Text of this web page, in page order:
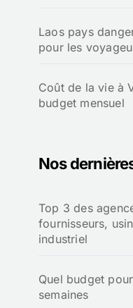
Laos pays
pour les
Coût de la vie à
budget mensuel
Nos
Top 3 des
fournisseurs,
industriel
Quel budget
semaines